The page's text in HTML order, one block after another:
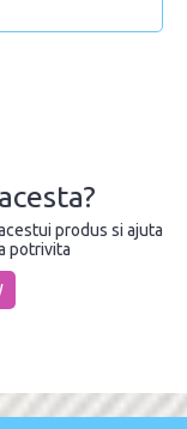
produs si ajuta
potrivita